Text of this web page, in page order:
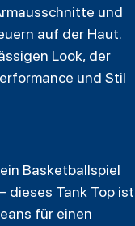
und
auf der Haut.
Look, der
und Stil
Basketballspiel
dieses Tank Top ist
für einen